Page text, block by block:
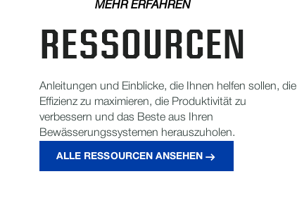
MEHR ERFAHREN
RESSOURCEN
Anleitungen und Einblicke, die Ihnen helfen sollen, die
Effizienz zu maximieren, die Produktivität zu
verbessern und das Beste aus Ihren
Bewässerungssystemen herauszuholen.
ALLE RESSOURCEN ANSEHEN